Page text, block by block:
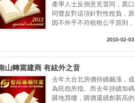
產學人士反倒意見雷同，異口
同聲反對這項針對性稅負，原
因不外乎不符租稅公平原則，
2010-02-03
山轉當建商 有絃外之音
去年大台北房價持續飆漲，成
為民怨所指。而去年持續加碼
購地買樓，購價還續創新高的